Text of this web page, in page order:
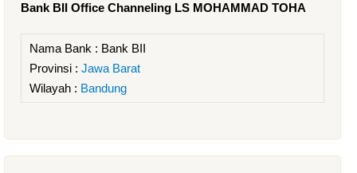
Bank BII Office Channeling LS MOHAMMAD TOHA
Nama Bank : Bank BII
Provinsi : Jawa Barat
Wilayah : Bandung